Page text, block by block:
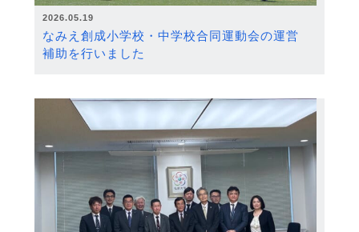
2026.05.19
なみえ創成小学校・中学校合同運動会の運営
補助を行いました